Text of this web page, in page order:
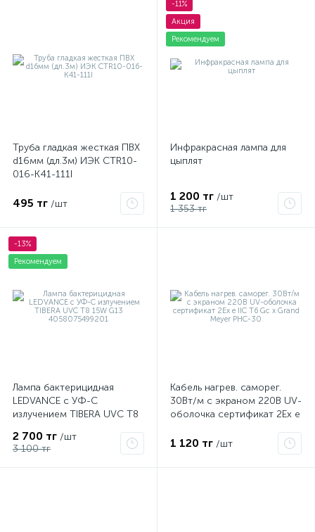
Труба гладкая жесткая ПВХ
d16мм (дл.3м) ИЭК CTR10-
016-K41-111I
495 тг /шт
-11%
Акция
Рекомендуем
Инфракрасная лампа для
цыплят
1 200 тг /шт
1 353 тг
-13%
Рекомендуем
Лампа бактерицидная
LEDVANCE с УФ-С
излучением TIBERA UVC T8
2 700 тг /шт
3 100 тг
Кабель нагрев. саморег.
30Вт/м с экраном 220В UV-
оболочка сертификат 2Ex e
PHC-30
1 120 тг /шт